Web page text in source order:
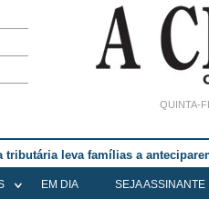
QUINTA-
tributária leva famílias a
EM DIA SEJA ASSINANTE